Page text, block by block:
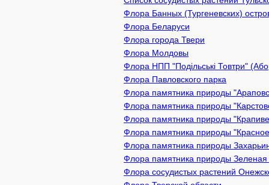
Флора Банных (Тургеневских)
Флора Беларуси
Флора города Твери
Флора Молдовы
Флора НПП "Подільські Товтри"
Флора Павловского парка
Флора памятника природы
Флора памятника природы
Флора памятника природы
Флора памятника природы
Флора памятника природы
Флора памятника природы Зеленая
Флора сосудистых растений